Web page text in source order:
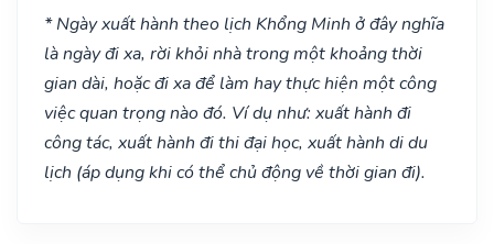
* Ngày xuất hành theo lịch Khổng Minh ở đây nghĩa
là ngày đi xa, rời khỏi nhà trong một khoảng thời
gian dài, hoặc đi xa để làm hay thực hiện một công
việc quan trọng nào đó. Ví dụ như: xuất hành đi
công tác, xuất hành đi thi đại học, xuất hành di du
lịch (áp dụng khi có thể chủ động về thời gian đi).